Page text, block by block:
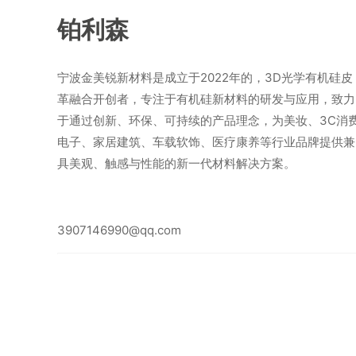
铂利森
宁波金美锐新材料是成立于2022年的，3D光学有机硅皮
革融合开创者，专注于有机硅新材料的研发与应用，致力
于通过创新、环保、可持续的产品理念，为美妆、3C消
电子、家居建筑、车载软饰、医疗康养等行业品牌提供兼
具美观、触感与性能的新一代材料解决方案。
3907146990@qq.com